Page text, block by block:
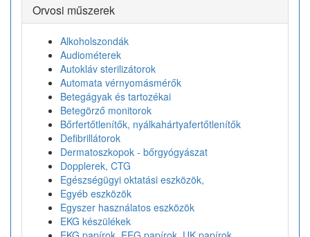
Orvosi műszerek
Alkoholszondák
Audiométerek
Autokláv sterilizátorok
Automata vérnyomásmérők
Betegágyak és tartozékai
Betegörző monitorok
Bőrfertőtlenítők, nyálkahártyafertőtlenítők
Defibrillátorok
Dermatoszkopok - bőrgyógyászat
Dopplerek, CTG
Egészségügyi oktatási eszközök,
Egyéb eszközök
Egyszer használatos eszközök
EKG készülékek